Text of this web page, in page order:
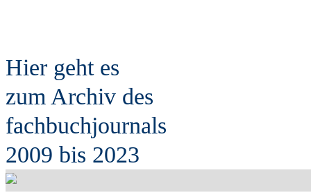
Hier geht es
zum Archiv des
fachbuchjournals
2009 bis 2023